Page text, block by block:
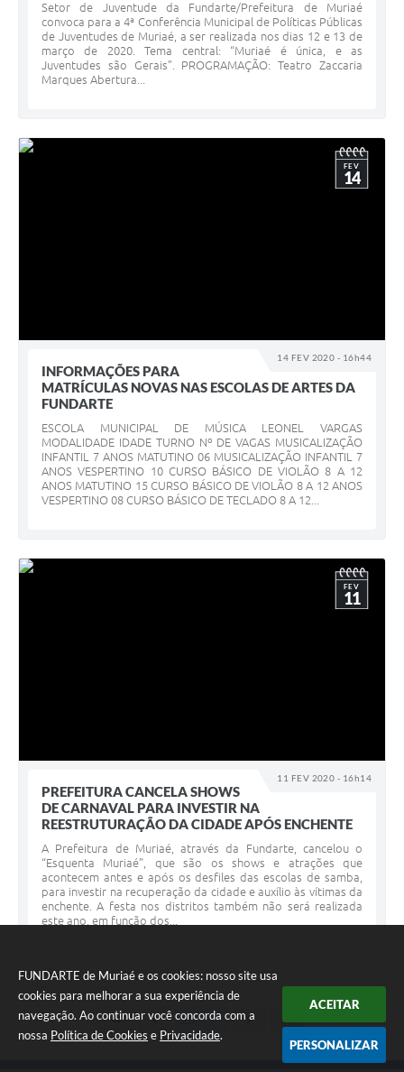
FUNDARTE de Muriaé e os cookies: nosso site usa
cookies para melhorar a sua experiência de
navegação. Ao continuar você concorda com a
nossa Política de Cookies e Privacidade.
ACEITAR
PERSONALIZAR
Setor de Juventude da Fundarte/Prefeitura de Muriaé
convoca para a 4ª Conferência Municipal de Políticas Públicas
de Juventudes de Muriaé, a ser realizada nos dias 12 e 13 de
março de 2020. Tema central: “Muriaé é única, e as
Juventudes são Gerais”. PROGRAMAÇÃO: Teatro Zaccaria
Marques Abertura...
14 FEV 2020 - 16h44
FEV
14
INFORMAÇÕES PARA
MATRÍCULAS NOVAS NAS ESCOLAS DE ARTES DA
FUNDARTE
ESCOLA MUNICIPAL DE MÚSICA LEONEL VARGAS
MODALIDADE IDADE TURNO Nº DE VAGAS MUSICALIZAÇÃO
INFANTIL 7 ANOS MATUTINO 06 MUSICALIZAÇÃO INFANTIL 7
ANOS VESPERTINO 10 CURSO BÁSICO DE VIOLÃO 8 A 12
ANOS MATUTINO 15 CURSO BÁSICO DE VIOLÃO 8 A 12 ANOS
VESPERTINO 08 CURSO BÁSICO DE TECLADO 8 A 12...
11 FEV 2020 - 16h14
FEV
11
PREFEITURA CANCELA SHOWS
DE CARNAVAL PARA INVESTIR NA
REESTRUTURAÇÃO DA CIDADE APÓS ENCHENTE
A Prefeitura de Muriaé, através da Fundarte, cancelou o
“Esquenta Muriaé”, que são os shows e atrações que
acontecem antes e após os desfiles das escolas de samba,
para investir na recuperação da cidade e auxílio às vítimas da
enchente. A festa nos distritos também não será realizada
este ano, em função dos...